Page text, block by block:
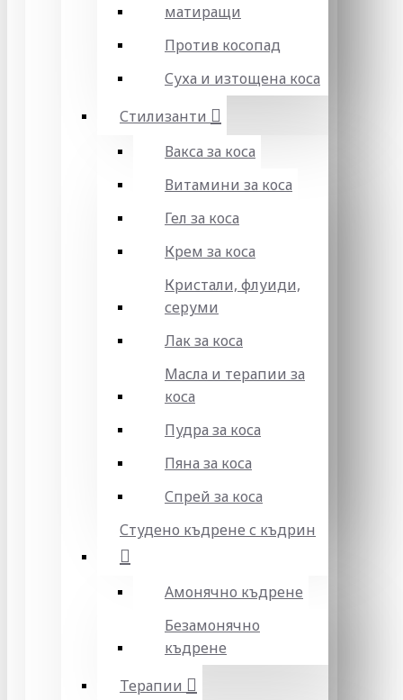
матиращи
Против косопад
Суха и изтощена коса
Стилизанти
Вакса за коса
Витамини за коса
Гел за коса
Крем за коса
Кристали, флуиди,
серуми
Лак за коса
Масла и терапии за
коса
Пудра за коса
Пяна за коса
Спрей за коса
Студено къдрене с къдрин
Амонячно къдрене
Безамонячно
къдрене
Терапии